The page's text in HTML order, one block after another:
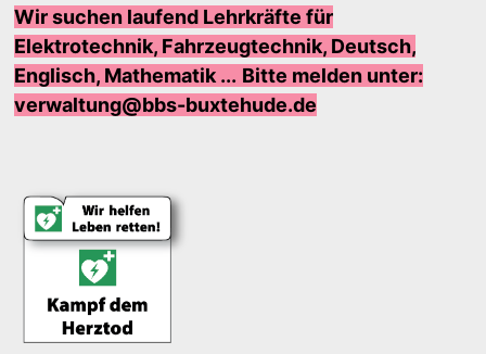
Wir suchen laufend Lehrkräfte für
Elektrotechnik, Fahrzeugtechnik, Deutsch,
Englisch, Mathematik ... Bitte melden unter:
verwaltung@bbs-buxtehude.de